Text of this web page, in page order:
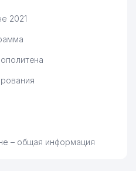
2021
– общая информация